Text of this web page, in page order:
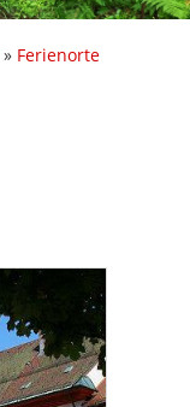
» Ferienorte